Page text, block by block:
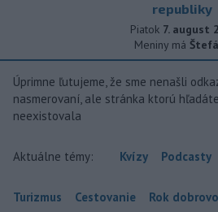
republiky
Piatok 7. august
Meniny má
Úprimne ľutujeme, že sme nenašli
nasmerovaní, ale stránka ktorú
neexistovala
Aktuálne témy: Kvízy Podcasty
Turizmus Cestovanie Rok